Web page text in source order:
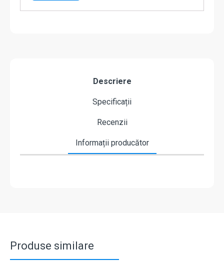
Descriere
Specificații
Recenzii
Informații producător
Produse similare